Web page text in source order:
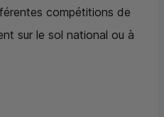
compétitions de
sur le sol national ou à